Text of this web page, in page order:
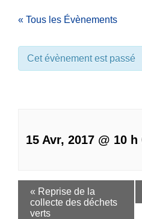
« Tous les Évènements
Cet évènement est passé
15 Avr, 2017 @ 10
« Reprise de la
collecte des déchets
verts